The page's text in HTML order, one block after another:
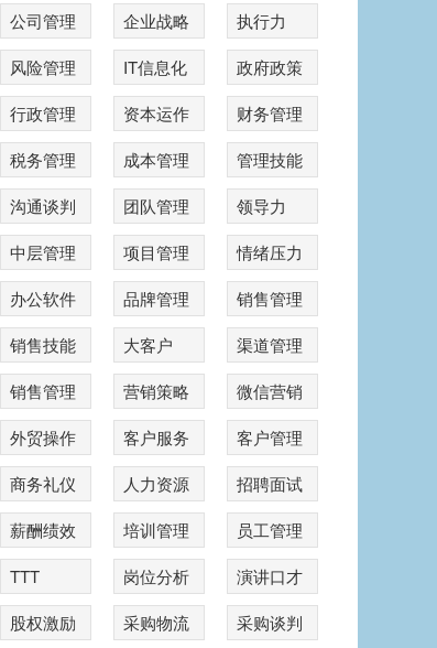
公司管理 企业战略
执行力
风险管理
IT信息化
公
政府政策
行政管理
资本运作
财务管理
税务管理
成本管理
管理技能
沟通谈判
团队管理
领导力
中层管理
项目管理
情绪压力
办公软件
品牌管理
销售管理
销售技能
大客户
渠道管理
销售管理
营销策略
微信营销
外贸操作
客户服务
客户管理
商务礼仪
人力资源
招聘面试
薪酬绩效
培训管理
员工管理
TTT
岗位分析
演讲口才
股权激励
采购物流
采购谈判